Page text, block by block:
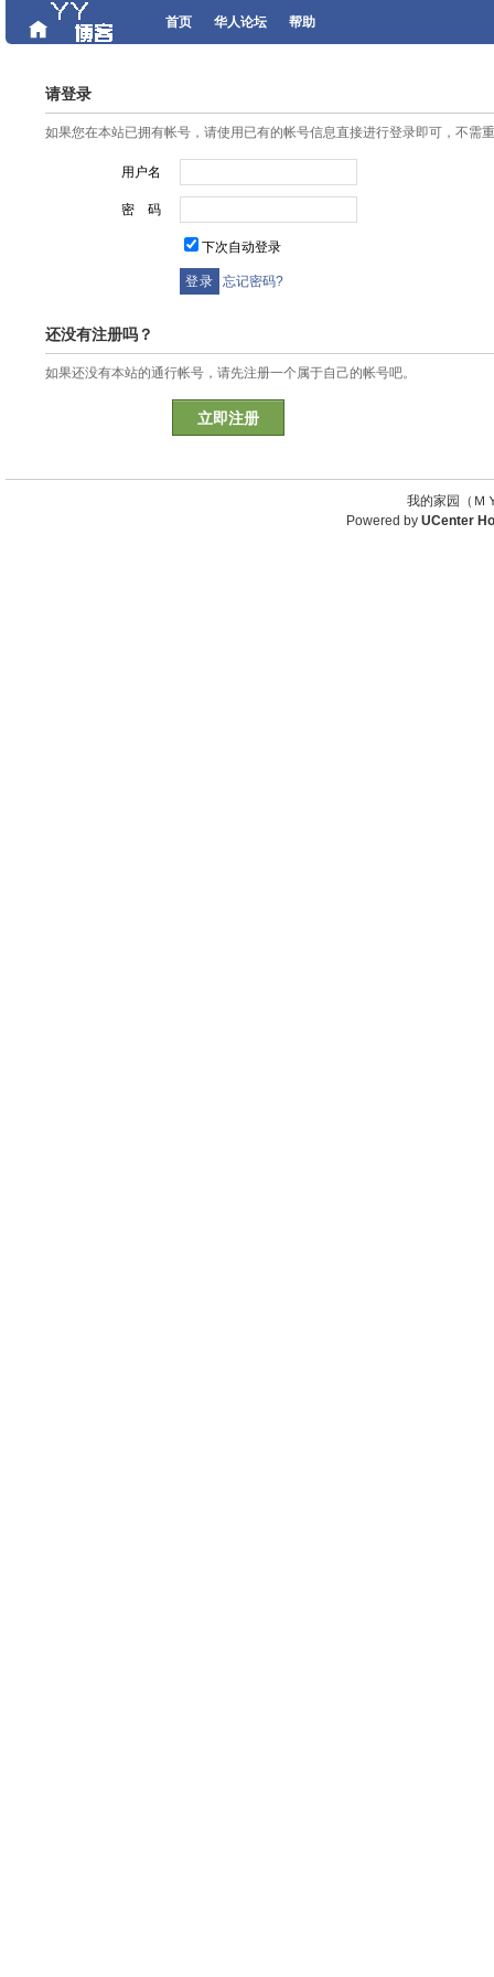
首页 华人论坛 帮助
请登录
如果您在本站已拥有帐号，请使用已有的帐号信息直接进行登录即可，不需
用户名
密 码
下次自动登录
忘记密码?
还没有注册吗？
如果还没有本站的通行帐号，请先注册一个属于自己的帐号吧。
立即注册
我的家园（
Powered by UCenter